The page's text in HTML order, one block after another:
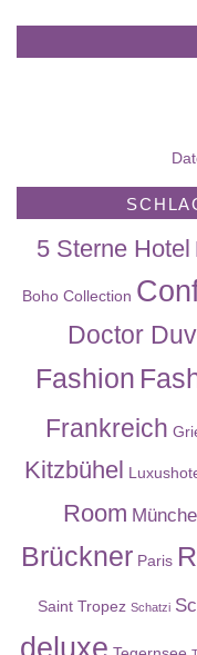
5 Sterne Hotel
Boho Collection
Doctor
Fashion
Frankreich
Kitzbühel
Room
Brückner Paris
Saint Tropez Schatzi
deluxe